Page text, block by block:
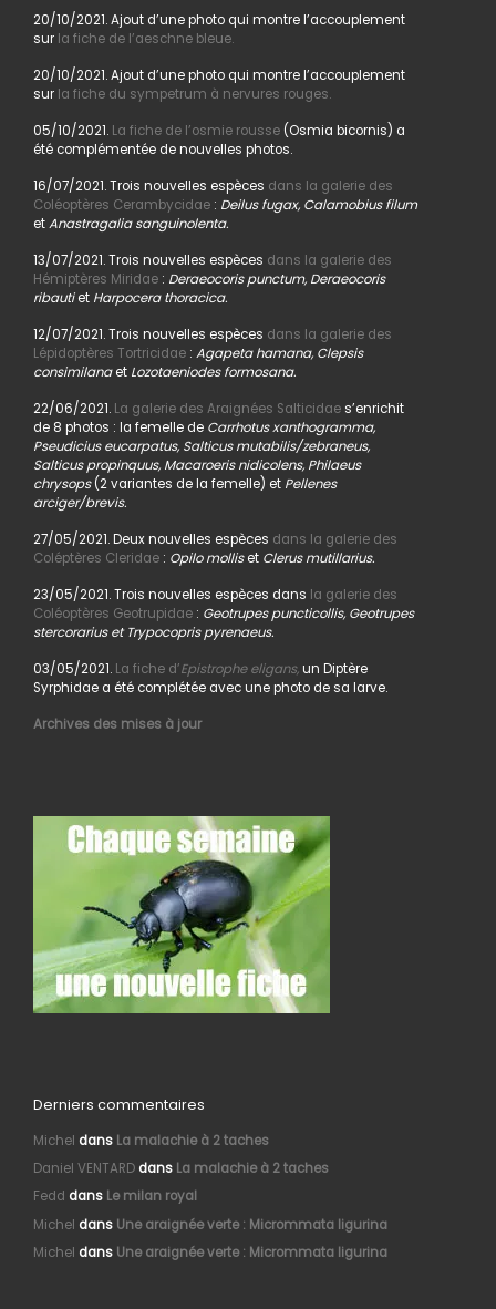
20/10/2021. Ajout d’une photo qui montre l’accouplement
sur la fiche de l’aeschne bleue.
20/10/2021. Ajout d’une photo qui montre l’accouplement
sur la fiche du sympetrum à nervures rouges.
05/10/2021. La fiche de l’osmie rousse(Osmia bicornis) a
été complémentée de nouvelles photos.
16/07/2021. Trois nouvelles espèces dans la galerie des
Coléoptères Cerambycidae: Deilus fugax, Calamobius filum
etAnastragalia sanguinolenta.
13/07/2021. Trois nouvelles espèces dans la galerie des
Hémiptères Miridae: Deraeocoris punctum, Deraeocoris
ribautiet Harpocera thoracica.
12/07/2021. Trois nouvelles espèces dans la galerie des
Lépidoptères Tortricidae: Agapeta hamana, Clepsis
consimilanaet Lozotaeniodes formosana.
22/06/2021. La galerie des Araignées Salticidaes’enrichit
de 8 photos : la femelle de Carrhotus xanthogramma,
Pseudicius eucarpatus, Salticus mutabilis/zebraneus,
Salticus propinquus, Macaroeris nidicolens, Philaeus
chrysops(2 variantes de la femelle) et Pellenes
arciger/brevis.
27/05/2021. Deux nouvelles espèces dans la galerie des
Coléptères Cleridae: Opilo molliset Clerus mutillarius.
23/05/2021. Trois nouvelles espèces dans la galerie des
Coléoptères Geotrupidae: Geotrupes puncticollis, Geotrupes
stercorarius et Trypocopris pyrenaeus.
03/05/2021. La fiche d’Epistrophe eligans,un Diptère
Syrphidae a été complétée avec une photo de sa larve.
Archives des mises à jour
Derniers commentaires
Michel dans La malachie à 2 taches
Daniel VENTARDdans La malachie à 2 taches
Fedd dans Le milan royal
Michel dans Une araignée verte : Micrommata ligurina
Michel dans Une araignée verte : Micrommata ligurina